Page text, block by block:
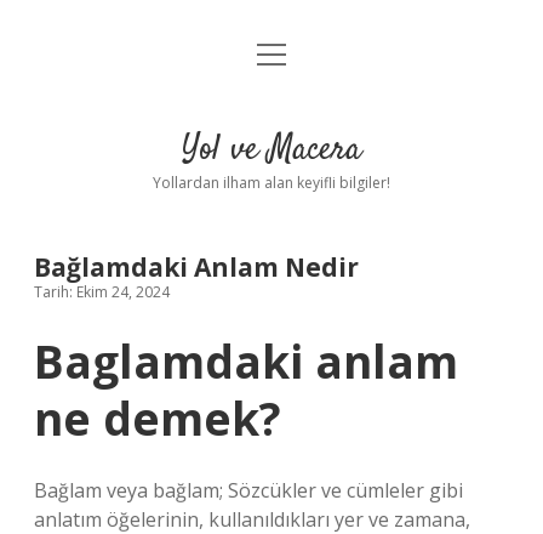
Anasayfa
Yasal Uyarı
menüyü
Yol ve Macera
Yollardan ilham alan keyifli bilgiler!
Bağlamdaki Anlam Nedir
Tarih: Ekim 24, 2024
Baglamdaki anlam
ne demek?
Bağlam veya bağlam; Sözcükler ve cümleler gibi
anlatım öğelerinin, kullanıldıkları yer ve zamana,